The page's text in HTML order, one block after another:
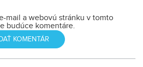
mail a webovú stránku v tomto
budúce komentáre.